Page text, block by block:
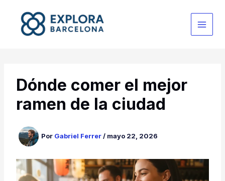
contenido
Dónde comer el mejor
ramen de la ciudad
Por Gabriel Ferrer/ mayo 22, 2026